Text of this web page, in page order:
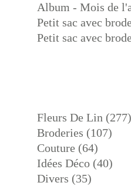
Fleurs De Lin (277)
Broderies (107)
Couture (64)
Idées Déco (40)
Divers (35)
Album - Mois de
Petit sac avec
Petit sac avec